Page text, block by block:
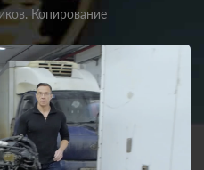
Копирование